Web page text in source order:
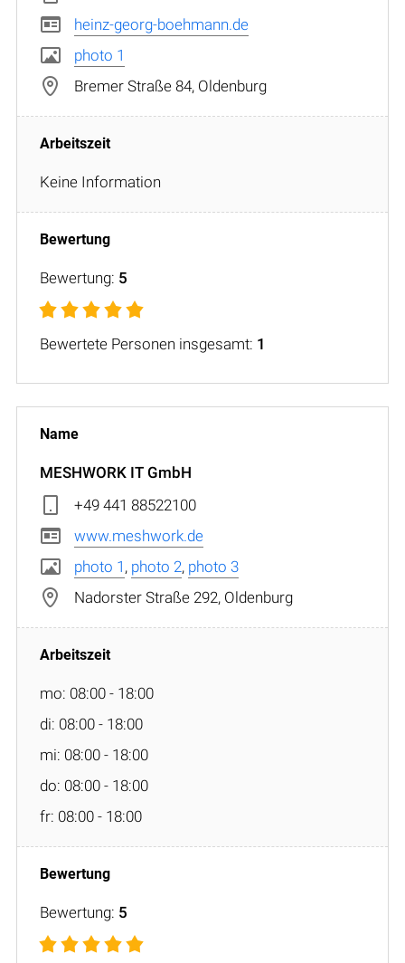
heinz-georg-boehmann.de
photo 1
Bremer Straße 84, Oldenburg
Keine Information
Bewertung: 5
Bewertete Personen insgesamt: 1
MESHWORK IT GmbH
+49 441 88522100
www.meshwork.de
photo 1 , photo 2, photo 3
Nadorster Straße 292, Oldenburg
mo: 08:00 - 18:00
di: 08:00 - 18:00
mi: 08:00 - 18:00
do: 08:00 - 18:00
fr: 08:00 - 18:00
Bewertung: 5